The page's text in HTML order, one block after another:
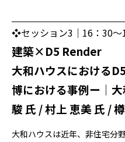
❖セッション3｜16：30～
建築×D5 Render
大和ハウスにおける
博における事例ー｜
駿 氏 / 村上 恵美 氏 /
大和ハウスは近年、非住宅分